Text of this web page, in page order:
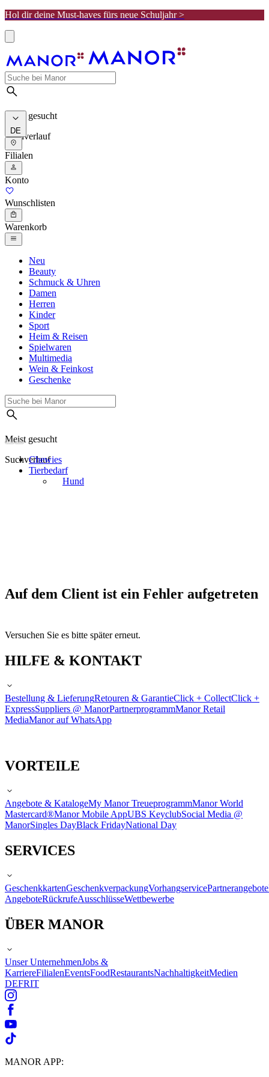
Hol dir deine Must-haves fürs neue Schuljahr >
Meist gesucht
Suchverlauf
DE
Filialen
Konto
Wunschlisten
Warenkorb
Neu
Beauty
Schmuck & Uhren
Damen
Herren
Kinder
Sport
Heim & Reisen
Spielwaren
Multimedia
Wein & Feinkost
Geschenke
Meist gesucht
Suchverlauf
Chewies
Tierbedarf
Hund
Auf dem Client ist ein Fehler aufgetreten
Versuchen Sie es bitte später erneut.
HILFE & KONTAKT
Bestellung & LieferungRetouren & GarantieClick + CollectClick +
ExpressSuppliers @ ManorPartnerprogrammManor Retail
MediaManor auf WhatsApp
VORTEILE
Angebote & KatalogeMy Manor TreueprogrammManor World
Mastercard®Manor Mobile AppUBS KeyclubSocial Media @
ManorSingles DayBlack FridayNational Day
SERVICES
GeschenkkartenGeschenkverpackungVorhangservicePartnerangebote
AngeboteRückrufeAusschlüsseWettbewerbe
ÜBER MANOR
Unser UnternehmenJobs &
KarriereFilialenEventsFoodRestaurantsNachhaltigkeitMedien
DEFRIT
MANOR APP: